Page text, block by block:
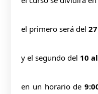
el primero será del
y el segundo del 10
en un horario de